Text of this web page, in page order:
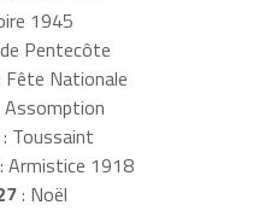
1945
Pentecôte
Fête Nationale
Assomption
: Toussaint
: Armistice 1918
: Noël